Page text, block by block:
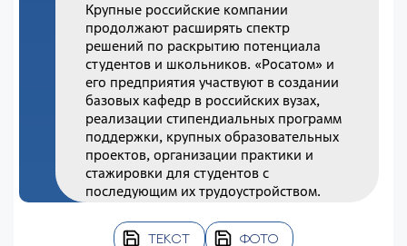
Крупные российские компании
продолжают расширять спектр
решений по раскрытию потенциала
студентов и школьников. «Росатом» и
его предприятия участвуют в создании
базовых кафедр в российских вузах,
реализации стипендиальных программ
поддержки, крупных образовательных
проектов, организации практики и
стажировки для студентов с
последующим их трудоустройством.
ТЕКСТ ФОТО